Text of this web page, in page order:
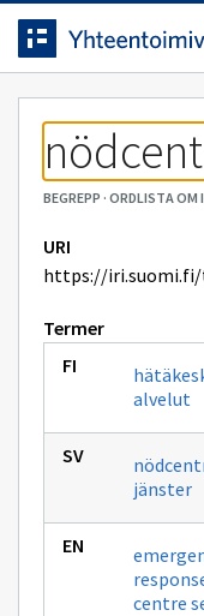
Navigerad
sidan
Gå direkt till innehållet.
BEGREPP · ORDLISTA OM
URI
https://
Termer
alvelut
jänster
centre